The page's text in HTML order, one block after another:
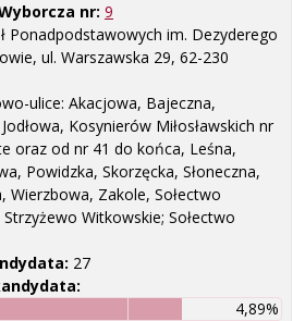
nr: 9
Ponadpodstawowych im. Dezyderego
ul. Warszawska 29, 62-230
ulice: Akacjowa, Bajeczna,
Kosynierów Miłosławskich nr
oraz od nr 41 do końca, Leśna,
Powidzka, Skorzęcka, Słoneczna,
Wierzbowa, Zakole, Sołectwo
Witkowskie; Sołectwo
27
4,89%